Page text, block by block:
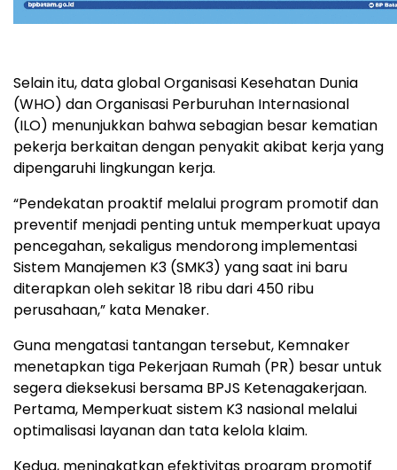
Selain itu, data global Organisasi Kesehatan Dunia
(WHO) dan Organisasi Perburuhan Internasional
(ILO) menunjukkan bahwa sebagian besar kematian
pekerja berkaitan dengan penyakit akibat kerja yang
dipengaruhi lingkungan kerja.
“Pendekatan proaktif melalui program promotif dan
preventif menjadi penting untuk memperkuat upaya
pencegahan, sekaligus mendorong implementasi
Sistem Manajemen K3 (SMK3) yang saat ini baru
diterapkan oleh sekitar 18 ribu dari 450 ribu
perusahaan,” kata Menaker.
Guna mengatasi tantangan tersebut, Kemnaker
menetapkan tiga Pekerjaan Rumah (PR) besar untuk
segera dieksekusi bersama BPJS Ketenagakerjaan.
Pertama, Memperkuat sistem K3 nasional melalui
optimalisasi layanan dan tata kelola klaim.